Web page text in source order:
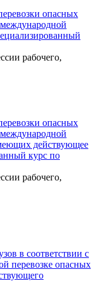
опасных
рабочего,
опасных
действующее
курс по
рабочего,
в соответствии с
перевозке опасных